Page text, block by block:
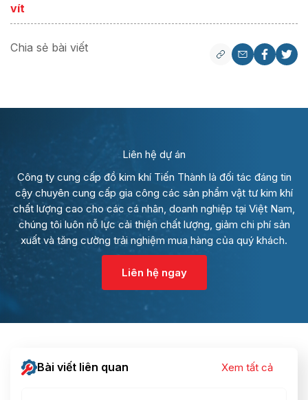
vít
Chia sẻ bài viết
Liên hệ dự án
Công ty cung cấp đồ kim khí Tiến Thành là đối tác đáng tin
cậy chuyên cung cấp gia công các sản phẩm vật tư kim khí
chất lượng cao cho các cá nhân, doanh nghiệp tại Việt Nam,
chúng tôi luôn nỗ lực cải thiện chất lượng, giảm chi phí sản
xuất và tăng cường trải nghiệm mua hàng của quý khách.
Liên hệ ngay
Bài viết liên quan Xem tất cả